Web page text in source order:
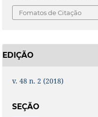
Fomatos de Citação
EDIÇÃO
v. 48 n. 2 (2018)
SEÇÃO